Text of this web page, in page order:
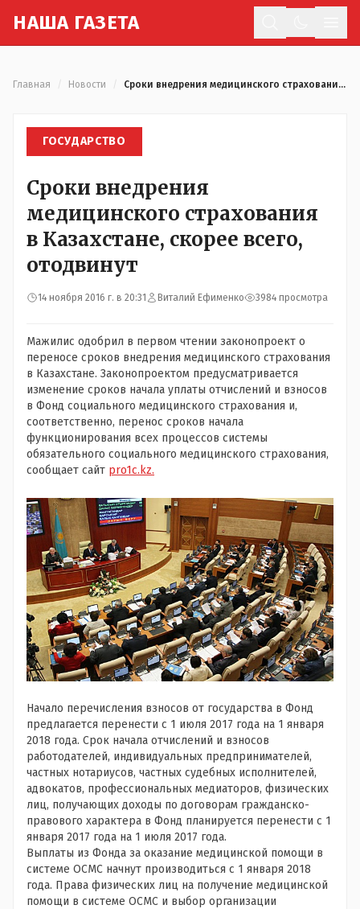
НАША ГАЗЕТА
Главная Новости Сроки внедрения медицинского страхования в Казахстане, скорее всего, отодвинут
ГОСУДАРСТВО
Сроки внедрения
медицинского страхования
в Казахстане, скорее всего,
отодвинут
14 ноября 2016 г. в 20:31 Виталий Ефименко 3984 просмотра
Мажилис одобрил в первом чтении законопроект о
переносе сроков внедрения медицинского страхования
в Казахстане. Законопроектом предусматривается
изменение сроков начала уплаты отчислений и взносов
в Фонд социального медицинского страхования и,
соответственно, перенос сроков начала
функционирования всех процессов системы
обязательного социального медицинского страхования,
сообщает сайт pro1c.kz.
Начало перечисления взносов от государства в Фонд
предлагается перенести с 1 июля 2017 года на 1 января
2018 года. Срок начала отчислений и взносов
работодателей, индивидуальных предпринимателей,
частных нотариусов, частных судебных исполнителей,
адвокатов, профессиональных медиаторов, физических
лиц, получающих доходы по договорам гражданско-
правового характера в Фонд планируется перенести с 1
января 2017 года на 1 июля 2017 года.
Выплаты из Фонда за оказание медицинской помощи в
системе ОСМС начнут производиться с 1 января 2018
года. Права физических лиц на получение медицинской
помощи в системе ОСМС и выбор организации